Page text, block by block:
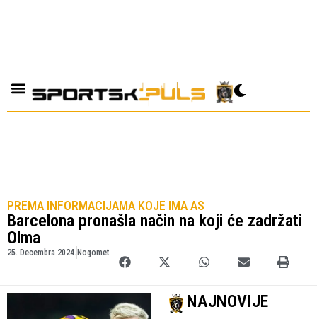
PREMA INFORMACIJAMA KOJE IMA AS
Barcelona pronašla način na koji će zadržati
Olma
25. Decembra 2024. Nogomet
NAJNOVIJE